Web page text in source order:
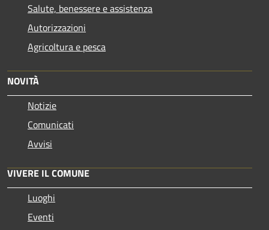
Salute, benessere e assistenza
Autorizzazioni
Agricoltura e pesca
NOVITÀ
Notizie
Comunicati
Avvisi
VIVERE IL COMUNE
Luoghi
Eventi